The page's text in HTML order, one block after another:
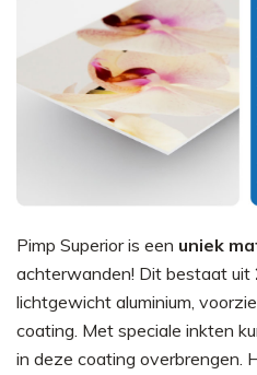
Pimp Superior is een uniek
achterwanden! Dit bestaat uit
lichtgewicht aluminium,
coating. Met speciale inkten
in deze coating overbrengen.